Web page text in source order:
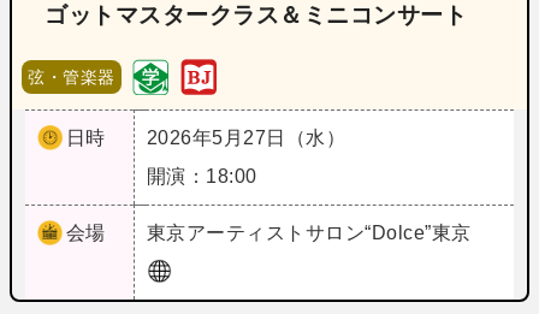
ゴットマスタークラス＆ミニコンサート
弦・管楽器
日時
2026年5月27日（水）
開演：18:00
会場 東京アーティストサロン“Dolce”東京